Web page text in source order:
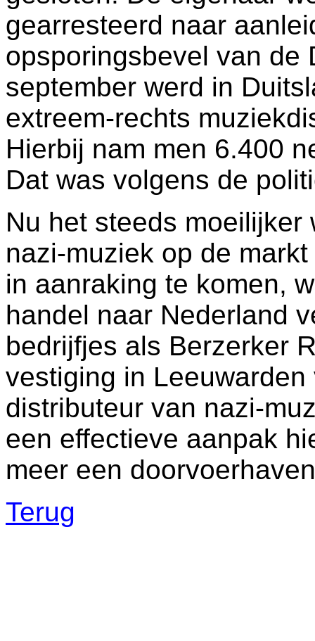
gearresteerd naar
opsporingsbevel van de
september werd in
extreem-rechts
Hierbij nam men 6.400
Dat was volgens de
Nu het steeds
nazi-muziek op de
in aanraking te komen,
handel naar Nederland
bedrijfjes als Berzerker
vestiging in
distributeur van nazi-
een effectieve aanpak
meer een
Terug